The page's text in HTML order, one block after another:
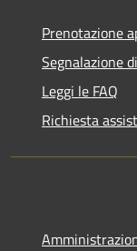
Prenotazione
Segnalazione
Leggi le FAQ
Richiesta